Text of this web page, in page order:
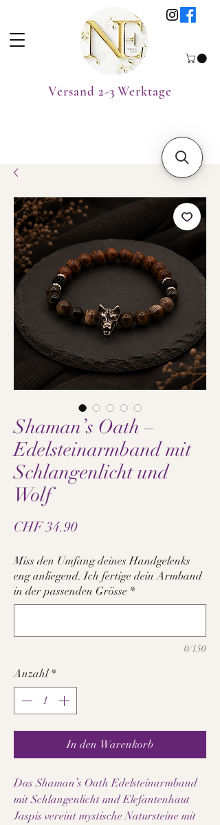
Versand 2-3 Werktage
Shaman’s Oath –
Edelsteinarmband mit
Schlangenlicht und
Wolf
CHF 34.90Preis
Miss den Umfang deines Handgelenks
eng anliegend. Ich fertige dein Armband
in der passenden Grösse *
0/150
Anzahl *
In den Warenkorb
Das Shaman’s Oath Edelsteinarmband
mit Schlangenlicht und Elefantenhaut
Jaspis vereint mystische Natursteine mit